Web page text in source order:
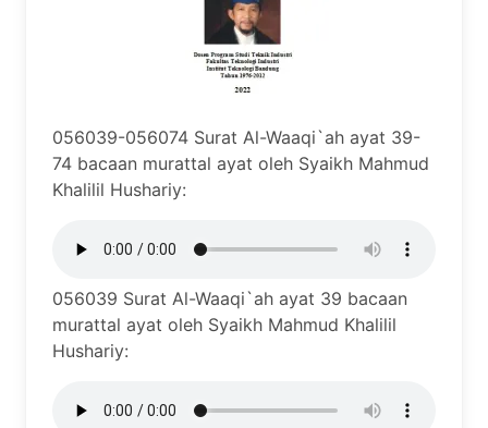
056039-056074 Surat Al-Waaqi`ah ayat 39-
74 bacaan murattal ayat oleh Syaikh Mahmud
Khalilil Hushariy:
056039 Surat Al-Waaqi`ah ayat 39 bacaan
murattal ayat oleh Syaikh Mahmud Khalilil
Hushariy: